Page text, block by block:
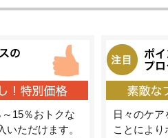
15％おトクな
いただけます。
日々のケア
ことによ